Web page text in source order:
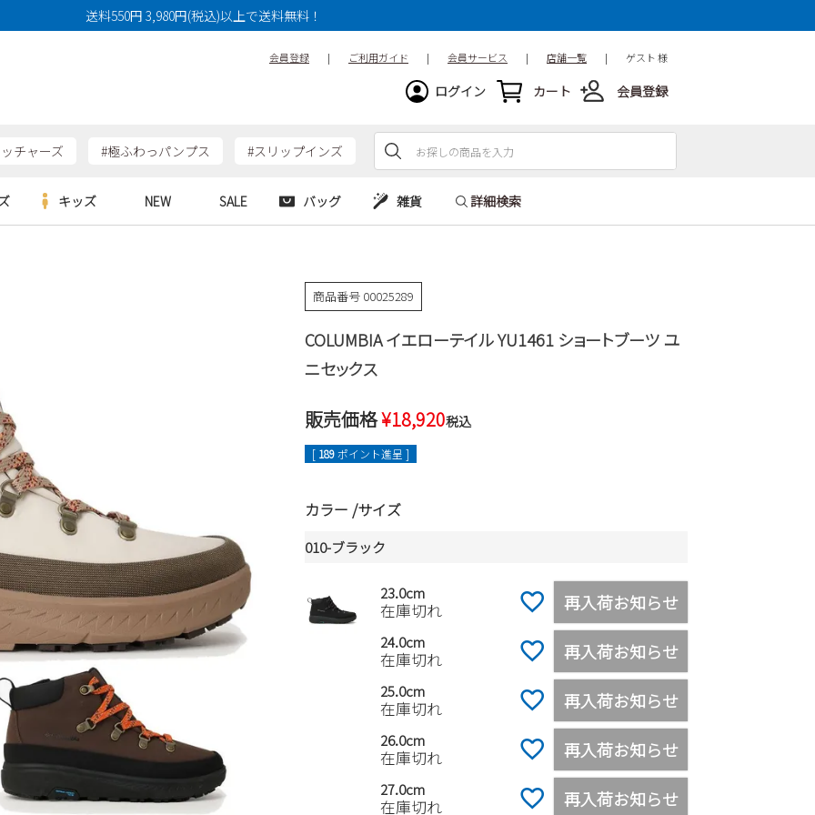
送料550円 3,980円(税込)以上で送料無料！
会員登録 | ご利用ガイド | 会員サービス | 店舗一覧 | ゲスト 様
ログイン カート 会員登録
チャーズ #極ふわっパンプス #スリップインズ
キッズ NEW SALE バッグ 雑貨 詳細検索
商品番号 00025289
COLUMBIA イエローテイル YU1461 ショートブーツ ユ
ニセックス
販売価格¥18,920税込
[ 189ポイント進呈 ]
カラー サイズ
010-ブラック
23.0cm
在庫切れ 再入荷お知らせ
24.0cm
在庫切れ 再入荷お知らせ
25.0cm
在庫切れ 再入荷お知らせ
26.0cm
在庫切れ 再入荷お知らせ
27.0cm
在庫切れ 再入荷お知らせ